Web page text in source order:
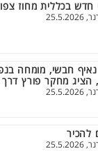
חדש בכללית מחוז
חבשי, מומחה
הציג מחקר פורץ דרך
להכיר